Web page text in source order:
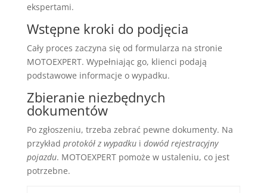
ekspertami.
Wstępne kroki do podjęcia
Cały proces zaczyna się od formularza na stronie
MOTOEXPERT. Wypełniając go, klienci podają
podstawowe informacje o wypadku.
Zbieranie niezbędnych
dokumentów
Po zgłoszeniu, trzeba zebrać pewne dokumenty. Na
przykład protokół z wypadkui dowód rejestracyjny
pojazdu. MOTOEXPERT pomoże w ustaleniu, co jest
potrzebne.